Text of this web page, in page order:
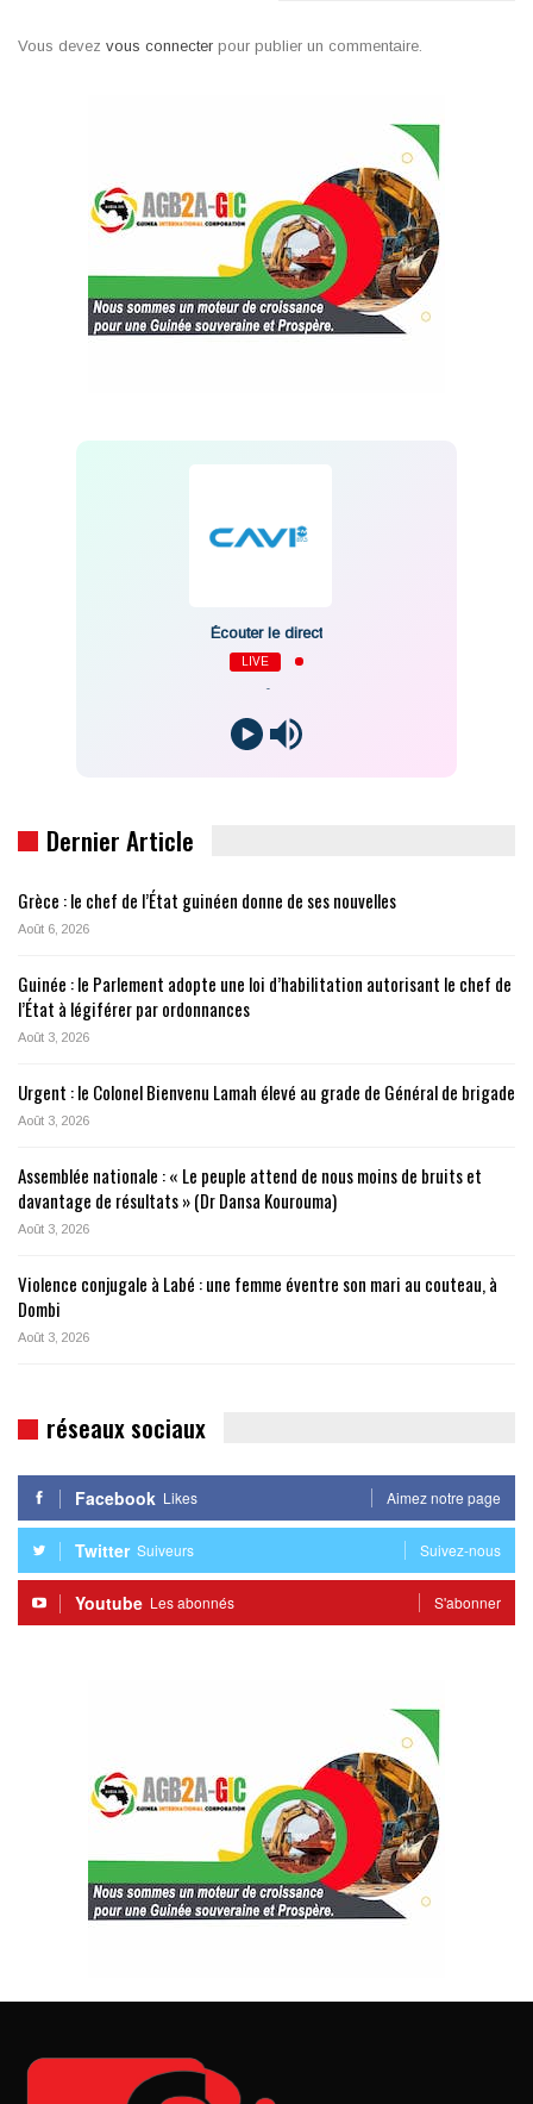
Vous devez vous connecter pour publier un commentaire.
Écouter le direct
LIVE
Dernier Article
Grèce : le chef de l’État guinéen donne de ses nouvelles
Août 6, 2026
Guinée : le Parlement adopte une loi d’habilitation autorisant le chef de
l’État à légiférer par ordonnances
Août 3, 2026
Urgent : le Colonel Bienvenu Lamah élevé au grade de Général de brigade
Août 3, 2026
Assemblée nationale : « Le peuple attend de nous moins de bruits et
davantage de résultats » (Dr Dansa Kourouma)
Août 3, 2026
Violence conjugale à Labé : une femme éventre son mari au couteau, à
Dombi
Août 3, 2026
réseaux sociaux
Facebook Likes Aimez notre page
Twitter Suiveurs Suivez-nous
Youtube Les abonnés S'abonner